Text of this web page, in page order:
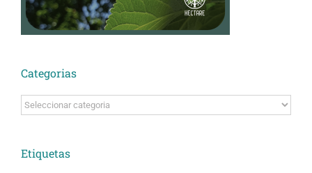
Categorias
Categorias
Etiquetas